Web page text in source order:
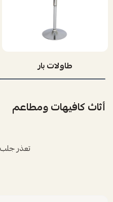
طاولات بار
أثاث كافيهات ومطاعم
تعذر